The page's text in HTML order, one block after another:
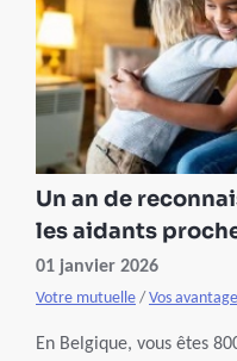
Un an de
les aidants
01 janvier 2026
Votre mutuelle / Vos
En Belgique, vous êtes